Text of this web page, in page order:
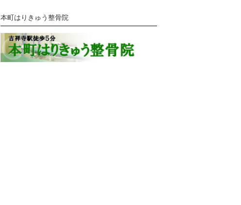
本町はりきゅう整骨院